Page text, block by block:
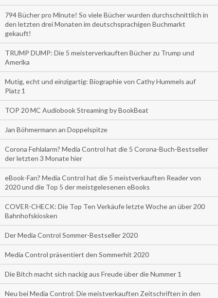
794 Bücher pro Minute! So viele Bücher wurden durchschnittlich in
den letzten drei Monaten im deutschsprachigen Buchmarkt
gekauft!
TRUMP DUMP: Die 5 meisterverkauften Bücher zu Trump und
Amerika
Mutig, echt und einzigartig: Biographie von Cathy Hummels auf
Platz 1
TOP 20 MC Audiobook Streaming by BookBeat
Jan Böhmermann an Doppelspitze
Corona Fehlalarm? Media Control hat die 5 Corona-Buch-Bestseller
der letzten 3 Monate hier
eBook-Fan? Media Control hat die 5 meistverkauften Reader von
2020 und die Top 5 der meistgelesenen eBooks
COVER-CHECK: Die Top Ten Verkäufe letzte Woche an über 200
Bahnhofskiosken
Der Media Control Sommer-Bestseller 2020
Media Control präsentiert den Sommerhit 2020
Die Bitch macht sich nackig aus Freude über die Nummer 1
Neu bei Media Control: Die meistverkauften Zeitschriften in den